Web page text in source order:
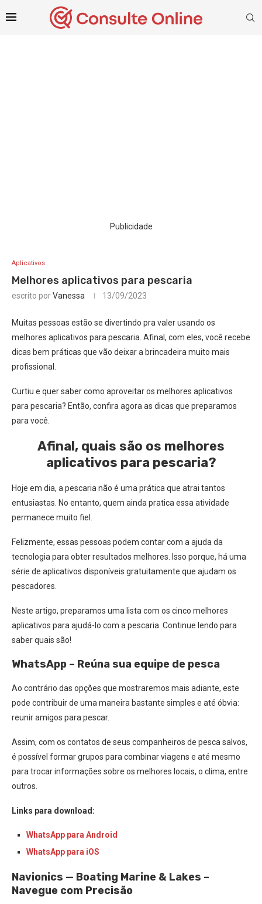
Publicidade
Aplicativos
Melhores aplicativos para pescaria
escrito porVanessa 13/09/2023
Muitas pessoas estão se divertindo pra valer usando os
melhores aplicativos para pescaria. Afinal, com eles, você recebe
dicas bem práticas que vão deixar a brincadeira muito mais
profissional.
Curtiu e quer saber como aproveitar os melhores aplicativos
para pescaria? Então, confira agora as dicas que preparamos
para você.
Afinal, quais são os melhores
aplicativos para pescaria?
Hoje em dia, a pescaria não é uma prática que atrai tantos
entusiastas. No entanto, quem ainda pratica essa atividade
permanece muito fiel.
Felizmente, essas pessoas podem contar com a ajuda da
tecnologia para obter resultados melhores. Isso porque, há uma
série de aplicativos disponíveis gratuitamente que ajudam os
pescadores.
Neste artigo, preparamos uma lista com os cinco melhores
aplicativos para ajudá-lo com a pescaria. Continue lendo para
saber quais são!
WhatsApp – Reúna sua equipe de pesca
Ao contrário das opções que mostraremos mais adiante, este
pode contribuir de uma maneira bastante simples e até óbvia:
reunir amigos para pescar.
Assim, com os contatos de seus companheiros de pesca salvos,
é possível formar grupos para combinar viagens e até mesmo
para trocar informações sobre os melhores locais, o clima, entre
outros.
Links para download:
WhatsApp para Android
WhatsApp para iOS
Navionics — Boating Marine & Lakes –
Navegue com Precisão